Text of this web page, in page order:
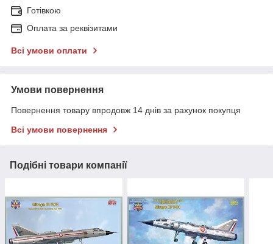
Готівкою
Оплата за реквізитами
Всі умови оплати
Умови повернення
Повернення товару впродовж 14 днів за рахунок покупця
Всі умови повернення
Подібні товари компанії